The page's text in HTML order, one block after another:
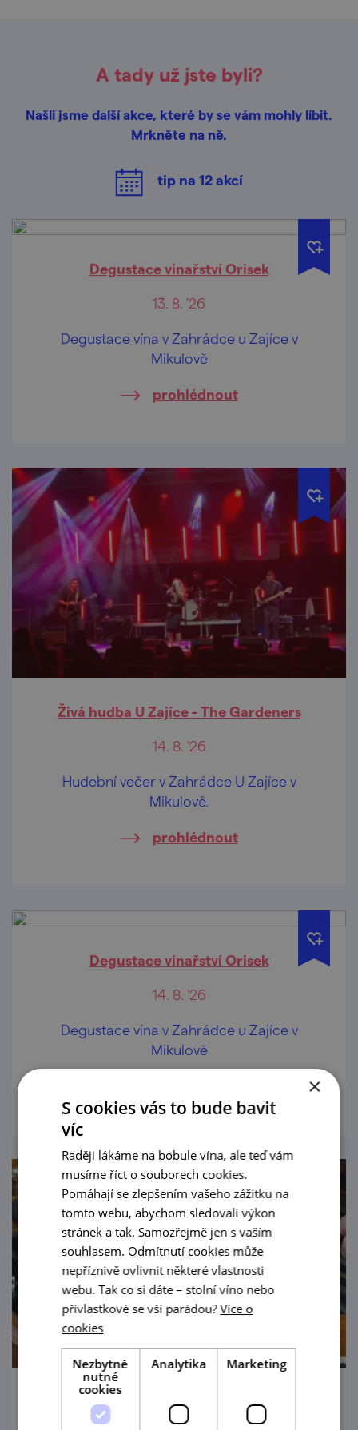
A tady už jste byli?
Našli jsme další akce, které by se vám mohly líbit.
Mrkněte na ně.
tip na 12akcí
Degustace vinařství Orisek
13. 8. '26
Degustace vína v Zahrádce u Zajíce v
Mikulově
prohlédnout
Živá hudba U Zajíce - The Gardeners
14. 8. '26
Hudební večer v Zahrádce U Zajíce v
Mikulově.
prohlédnout
Degustace vinařství Orisek
14. 8. '26
Degustace vína v Zahrádce u Zajíce v
Mikulově
Živá hudba U Zajíce - Neoveská cimbálová
muzika
×
S cookies vás to bude bavit
víc
Raději lákáme na bobule vína, ale teď vám
musíme říct o souborech cookies.
Pomáhají se zlepšením vašeho zážitku na
tomto webu, abychom sledovali výkon
stránek a tak. Samozřejmě jen s vaším
souhlasem. Odmítnutí cookies může
nepříznivě ovlivnit některé vlastnosti
webu. Tak co si dáte – stolní víno nebo
přívlastkové se vší parádou?Více o
cookies
Nezbytně
nutné
cookies
Analytika Marketing